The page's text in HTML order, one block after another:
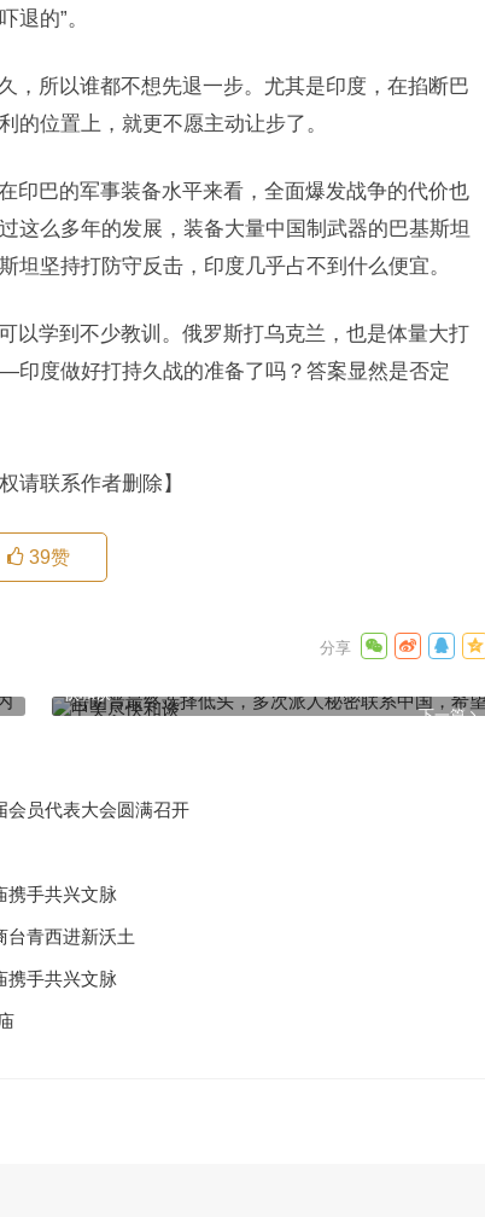
退的”。
，所以谁都不想先退一步。尤其是印度，在掐断巴
的位置上，就更不愿主动让步了。
印巴的军事装备水平来看，全面爆发战争的代价也
这么多年的发展，装备大量中国制武器的巴基斯坦
坦坚持打防守反击，印度几乎占不到什么便宜。
以学到不少教训。俄罗斯打乌克兰，也是体量大打
度做好打持久战的准备了吗？答案显然是否定
请联系作者删除】
39赞
下一篇
快和谈
会员代表大会圆满召开
携手共兴文脉
台青西进新沃土
携手共兴文脉